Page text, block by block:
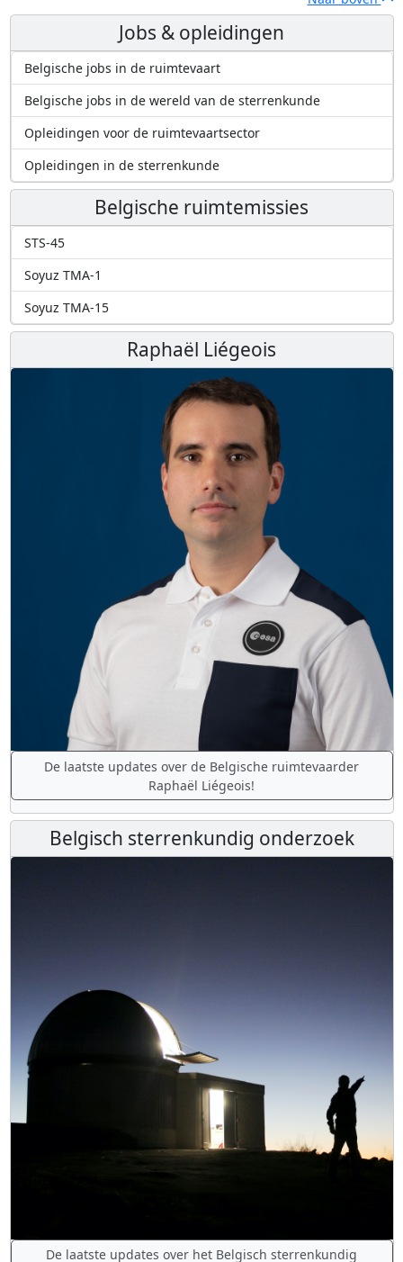
Jobs & opleidingen
Belgische jobs in de ruimtevaart
Belgische jobs in de wereld van de sterrenkunde
Opleidingen voor de ruimtevaartsector
Opleidingen in de sterrenkunde
Belgische ruimtemissies
STS-45
Soyuz TMA-1
Soyuz TMA-15
Raphaël Liégeois
De laatste updates over de Belgische ruimtevaarder
Raphaël Liégeois!
Belgisch sterrenkundig onderzoek
De laatste updates over het Belgisch sterrenkundig